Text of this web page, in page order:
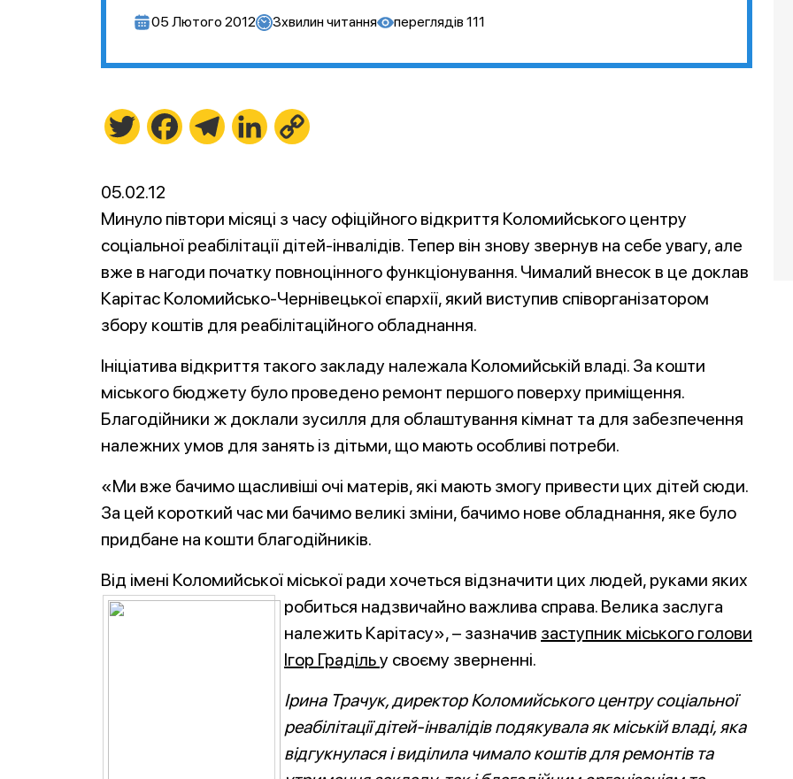
05 Лютого 2012 3хвилин читання переглядів 111
Twitter FacebookTelegramLinkedIn
05.02.12
Минуло півтори місяці з часу офіційного відкриття Коломийського центру
соціальної реабілітації дітей-інвалідів. Тепер він знову звернув на себе увагу, але
вже в нагоди початку повноцінного функціонування. Чималий внесок в це доклав
Карітас Коломийсько-Чернівецької єпархії, який виступив співорганізатором
збору коштів для реабілітаційного обладнання.
Ініціатива відкриття такого закладу належала Коломийській владі. За кошти
міського бюджету було проведено ремонт першого поверху приміщення.
Благодійники ж доклали зусилля для облаштування кімнат та для забезпечення
належних умов для занять із дітьми, що мають особливі потреби.
«Ми вже бачимо щасливіші очі матерів, які мають змогу привести цих дітей сюди.
За цей короткий час ми бачимо великі зміни, бачимо нове обладнання, яке було
придбане на кошти благодійників.
Від імені Коломийської міської ради хочеться відзначити цих людей, руками яких
робиться надзвичайно важлива справа. Велика заслуга
належить Карітасу», – зазначив заступник міського голови
Ігор Градільу своєму зверненні.
Ірина Трачук, директор Коломийського центру соціальної
реабілітації дітей-інвалідів подякувала як міській владі, яка
відгукнулася і виділила чимало коштів для ремонтів та